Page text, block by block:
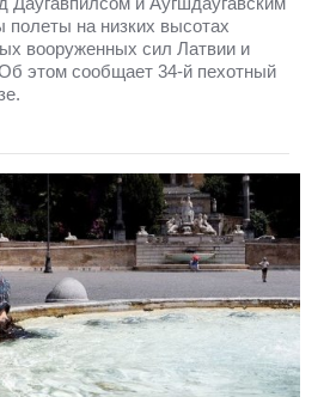
полеты на низких высотах
вооруженных сил Латвии и
этом сообщает 34-й пехотный